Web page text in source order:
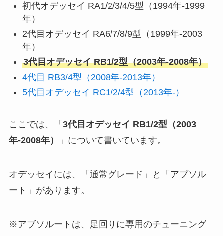
初代オデッセイ RA1/2/3/4/5型（1994年-1999
年）
2代目オデッセイ RA6/7/8/9型（1999年-2003
年）
3代目オデッセイ RB1/2型（2003年-2008年）
4代目 RB3/4型（2008年-2013年）
5代目オデッセイ RC1/2/4型（2013年-）
ここでは、「 3代目オデッセイ RB1/2型（2003
年-2008年）
」について書いています。
オデッセイには、「通常グレード」と「アブソル
ート」があります。
※アブソルートは、足回りに専用のチューニング